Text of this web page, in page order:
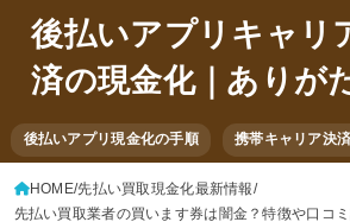
後払いアプリキャリ
済の現金化｜ありが
後払いアプリ現金化の手順 携帯キャリア決
HOME 先払い買取現金化最新情報
先払い買取業者の買います券は闇金？特徴や口コ